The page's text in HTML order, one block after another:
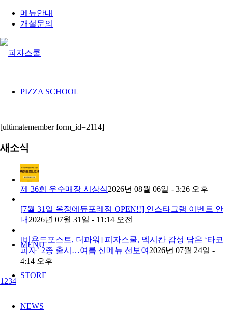
메뉴안내
개설문의
PIZZA SCHOOL
MENU
STORE
NEWS
[ultimatemember form_id=2114]
새소식
제 36회 우수매장 시상식2026년 08월 06일 - 3:26 오후
[7월 31일 옥정에듀포레점 OPEN!!] 인스타그램 이벤트 안
내2026년 07월 31일 - 11:14 오전
[비욘드포스트, 더파워] 피자스쿨, 멕시칸 감성 담은 ‘타코
피자’ 2종 출시…여름 신메뉴 선보여2026년 07월 24일 -
4:14 오후
1 234